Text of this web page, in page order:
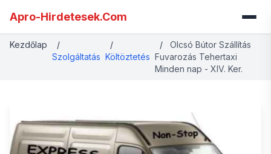
Apro-Hirdetesek.Com
Kezdőlap
/
Szolgáltatás
/
Költöztetés
/
Olcsó Bútor Szállítás
Fuvarozás Tehertaxi
Minden nap - XIV. Ker.